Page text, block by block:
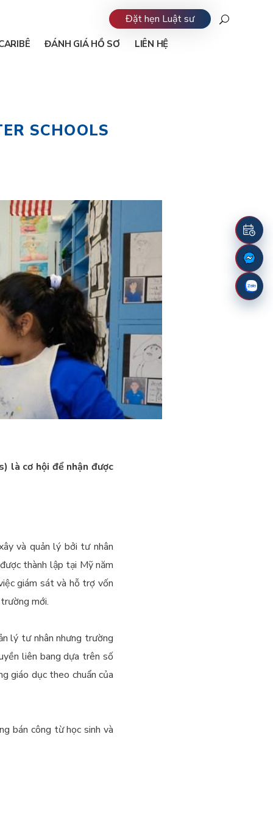
ĐÁNH GIÁ HỒ SƠ LIÊN HỆ
Đặt hẹn Luật sư
SCHOOLS
là cơ hội để nhận được
và quản lý bởi tư nhân
thành lập tại Mỹ năm
giám sát và hỗ trợ vốn
mới.
lý tư nhân nhưng trường
liên bang dựa trên số
giáo dục theo chuẩn của
bán công từ học sinh và